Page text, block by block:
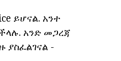
ይሆናል. አንተ
አንድ መጋረጃ
-